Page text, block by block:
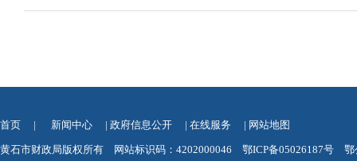
首页 | 新闻中心 | 政府信息公开 | 在线服务 | 网站地图
黄石市财政局版权所有 网站标识码：4202000046 鄂ICP备05026187号 鄂